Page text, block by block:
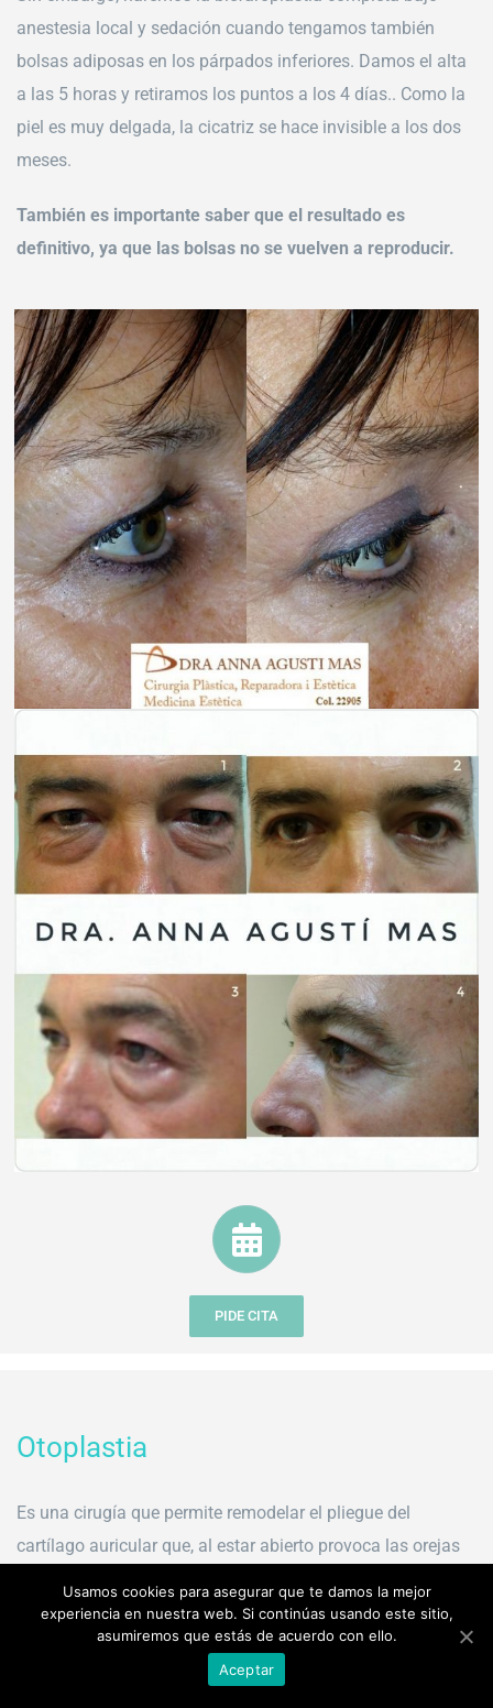
anestesia local y sedación cuando tengamos también
bolsas adiposas en los párpados inferiores. Damos el alta
a las 5 horas y retiramos los puntos a los 4 días.. Como la
piel es muy delgada, la cicatriz se hace invisible a los dos
meses.
También es importante saber que el resultado es
definitivo, ya que las bolsas no se vuelven a reproducir.
PIDE CITA
Otoplastia
Es una cirugía que permite remodelar el pliegue del
cartílago auricular que, al estar abierto provoca las orejas
Usamos cookies para asegurar que te damos la mejor
experiencia en nuestra web. Si continúas usando este sitio,
asumiremos que estás de acuerdo con ello.
Aceptar